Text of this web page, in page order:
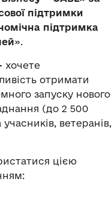
підтримки
підтримка
».
хочете
отримати
запуску нового
(до 2 500
учасників, ветеранів,
цією